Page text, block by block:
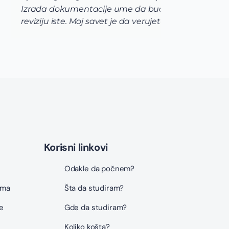
i nekog ko će uraditi
Korisni linkovi
Odakle da počnem?
Šta da studiram?
Gde da studiram?
Koliko košta?